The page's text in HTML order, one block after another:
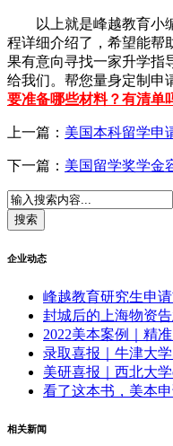
以上就是峰越教育小编
程详细介绍了，希望能帮
果有意向寻找一家升学指
给我们。帮您量身定制申
要准备哪些材料？有清单
上一篇： 美国本科留学申
下一篇： 美国留学奖学金
企业动态
峰越教育研究生申
封城后的上海物资
2022美本案例｜精
录取喜报｜牛津大学
美研喜报｜西北大学
看了这本书，美本
相关新闻